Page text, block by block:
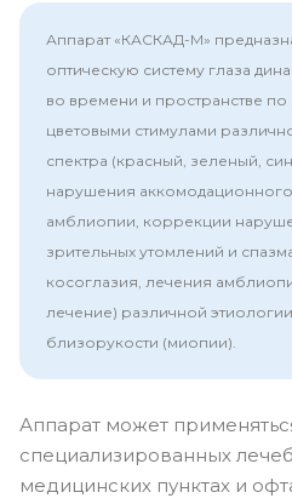
Аппарат «КАСКАД-М»
оптическую систему глаза
во времени и пространстве по
цветовыми стимулами
спектра (красный, зеленый,
нарушения аккомодационного
амблиопии, коррекции
зрительных утомлений и
косоглазия, лечения
лечение) различной
близорукости (миопии).
Аппарат может
специализированных
медицинских пунктах и